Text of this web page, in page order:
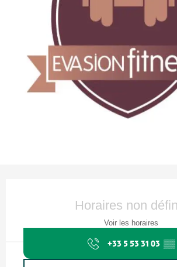
Horaires non
Voir les horaires
+33 5 53 31 03 ▒▒